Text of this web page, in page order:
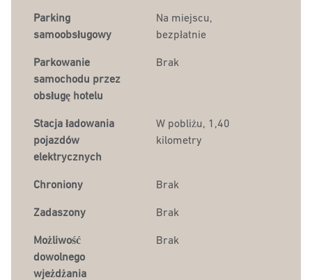
Parking
samoobsługowy
Na miejscu,
bezpłatnie
Parkowanie
samochodu przez
obsługę hotelu
Brak
Stacja ładowania
pojazdów
elektrycznych
W pobliżu, 1,40
kilometry
Chroniony Brak
Zadaszony Brak
Możliwość
dowolnego
wjeżdżania
Brak